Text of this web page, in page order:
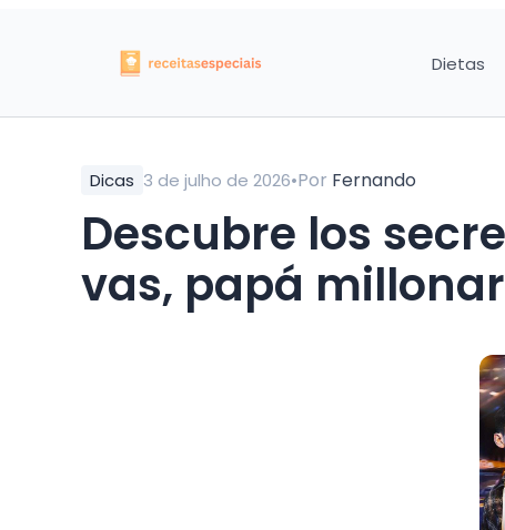
Dietas
Dicas 3 de julho de 2026•Por Fernando
Descubre los
vas, papá